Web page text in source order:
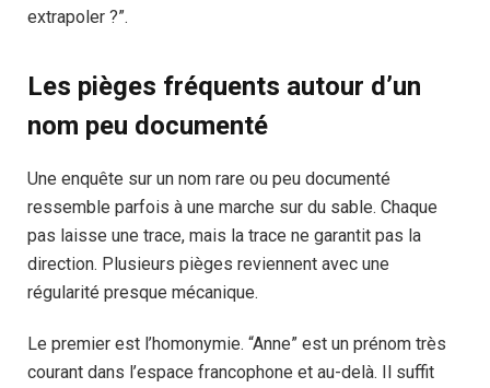
extrapoler ?”.
Les pièges fréquents autour d’un
nom peu documenté
Une enquête sur un nom rare ou peu documenté
ressemble parfois à une marche sur du sable. Chaque
pas laisse une trace, mais la trace ne garantit pas la
direction. Plusieurs pièges reviennent avec une
régularité presque mécanique.
Le premier est l’homonymie. “Anne” est un prénom très
courant dans l’espace francophone et au-delà. Il suffit